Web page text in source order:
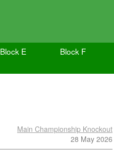
Block E Block F
Main Championship Knockout
28 May 2026